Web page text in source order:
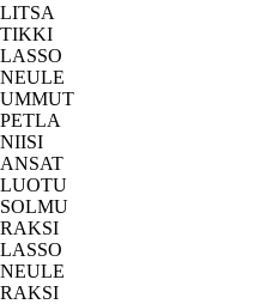
LITSA
TIKKI
LASSO
NEULE
UMMUT
PETLA
NIISI
ANSAT
LUOTU
SOLMU
RAKSI
LASSO
NEULE
RAKSI